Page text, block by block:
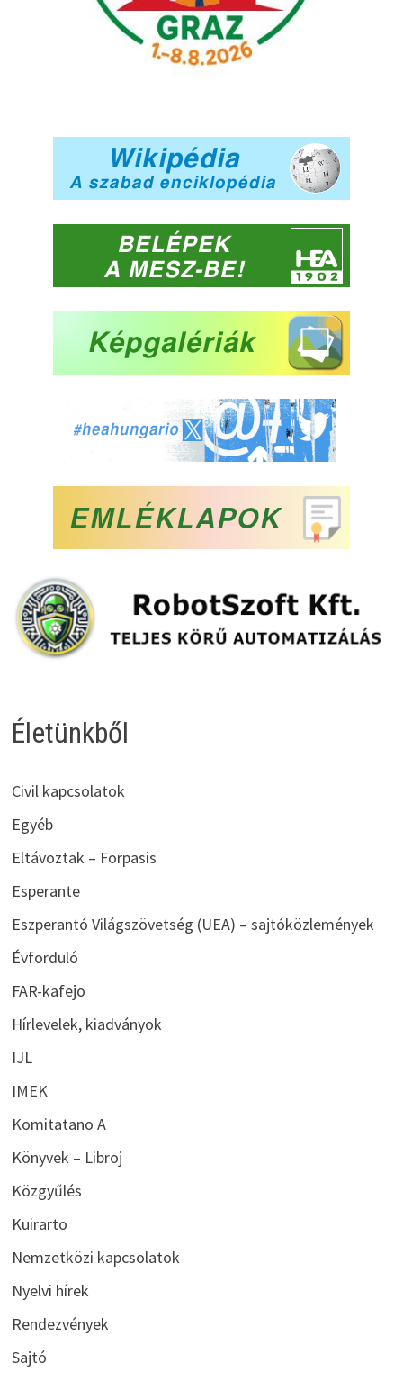
Életünkből
Civil kapcsolatok
Egyéb
Eltávoztak – Forpasis
Esperante
Eszperantó Világszövetség (UEA) – sajtóközlemények
Évforduló
FAR-kafejo
Hírlevelek, kiadványok
IJL
IMEK
Komitatano A
Könyvek – Libroj
Közgyűlés
Kuirarto
Nemzetközi kapcsolatok
Nyelvi hírek
Rendezvények
Sajtó